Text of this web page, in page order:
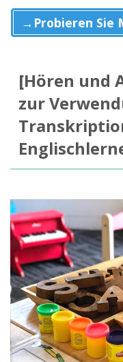
→Probieren Sie
[Hören und
zur